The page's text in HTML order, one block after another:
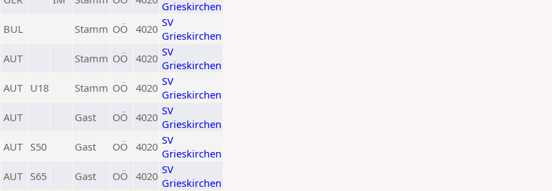
Grieskirchen
BUL Stamm OÖ 4020 SV
Grieskirchen
AUT Stamm OÖ 4020 SV
Grieskirchen
AUT U18 Stamm OÖ 4020 SV
Grieskirchen
AUT Gast OÖ 4020 SV
Grieskirchen
AUT S50 Gast OÖ 4020 SV
Grieskirchen
AUT S65 Gast OÖ 4020 SV
Grieskirchen